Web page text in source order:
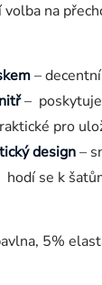
volba na
–
– poskytuje
pro
design–
se k
5%